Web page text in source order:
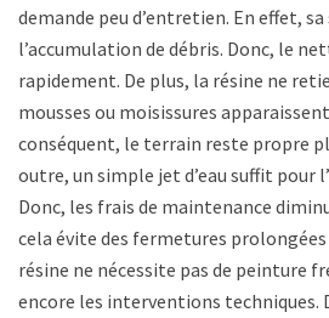
demande peu d’entretien. En effet,
l’accumulation de débris. Donc, le
rapidement. De plus, la résine ne
mousses ou moisissures
conséquent, le terrain reste propre
outre, un simple jet d’eau suffit pour
Donc, les frais de maintenance
cela évite des fermetures prolongées
résine ne nécessite pas de peinture
encore les interventions techniques.